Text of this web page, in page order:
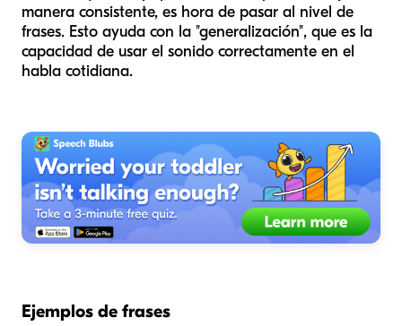
manera consistente, es hora de pasar al nivel de
frases. Esto ayuda con la "generalización", que es la
capacidad de usar el sonido correctamente en el
habla cotidiana.
Ejemplos de frases